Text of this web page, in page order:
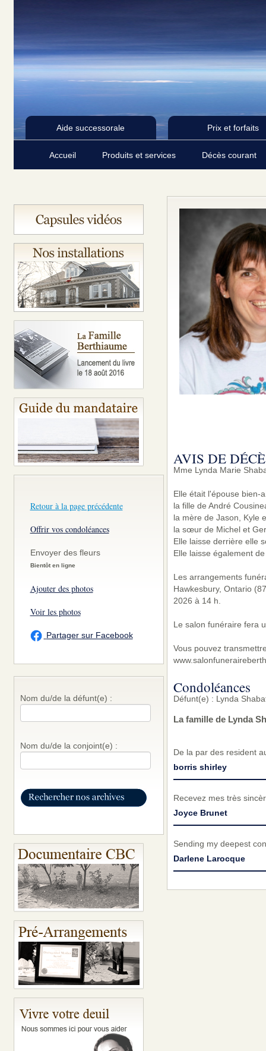
Aide successorale Prix et forfaits
Accueil Produits et services Décès courant
Retour à la page précédente
Offrir vos condoléances
Envoyer des fleurs
Bientôt en ligne
Ajouter des photos
Voir les photos
Partager sur Facebook
Nom du/de la défunt(e) :
Nom du/de la conjoint(e) :
AVIS DE
Mme Lynda Marie
Elle était l'épouse bien-
la fille de André
la mère de Jason, Kyle
la sœur de Michel et
Elle laisse derrière elle
Elle laisse également
Les arrangements
Hawkesbury, Ontario
2026 à 14 h.
Le salon funéraire fera
Vous pouvez
Condoléances
Défunt(e) : Lynda
La famille de Lynda
De la par des resident
borris shirley
Recevez mes très
Joyce Brunet
Sending my deepest
Darlene Larocque